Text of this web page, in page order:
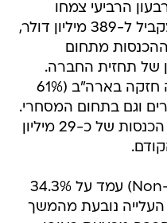
הרביעי צמחו
בכ-60%, לעומת הרבעון המקביל ל-389 מיליון דולר,
מתחום
של תחזית החברה.
סולאראדג' דיווחה על צמיחה חזקה בארה"ב (61%
וגם בתחום המסחרי.
בתחום שאינו סולארי נרשמו הכנסות של כ-29 מיליון
שיעור הרווח הגולמי (Non-GAAP) עמד על 34.3%
הסולארי על 37.8%. העלייה נובעת מהמשך